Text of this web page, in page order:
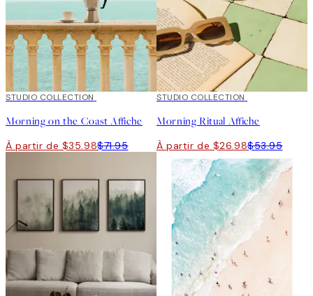
50%*
STUDIO COLLECTION
Morning on the Coast Affiche
À partir de $35.98$71.95
50%*
STUDIO COLLECTION
Morning Ritual Affiche
À partir de $26.98$53.95